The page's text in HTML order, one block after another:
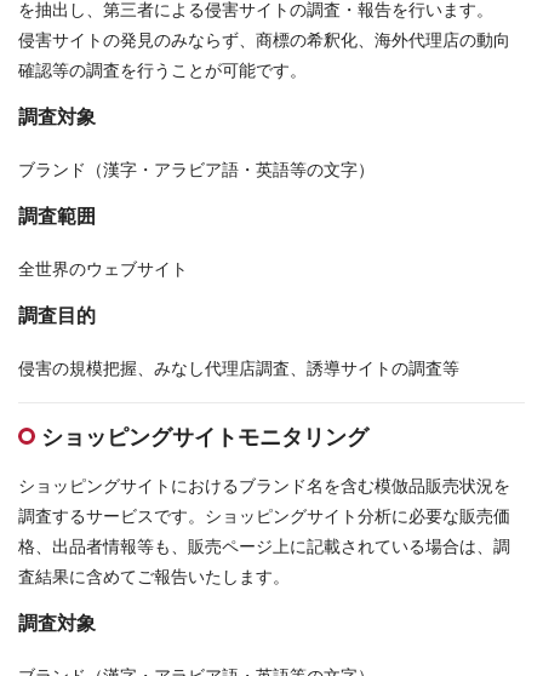
を抽出し、第三者による侵害サイトの調査・報告を行います。
侵害サイトの発見のみならず、商標の希釈化、海外代理店の動向
確認等の調査を行うことが可能です。
調査対象
ブランド（漢字・アラビア語・英語等の文字）
調査範囲
全世界のウェブサイト
調査目的
侵害の規模把握、みなし代理店調査、誘導サイトの調査等
ショッピングサイトモニタリング
ショッピングサイトにおけるブランド名を含む模倣品販売状況を
調査するサービスです。ショッピングサイト分析に必要な販売価
格、出品者情報等も、販売ページ上に記載されている場合は、調
査結果に含めてご報告いたします。
調査対象